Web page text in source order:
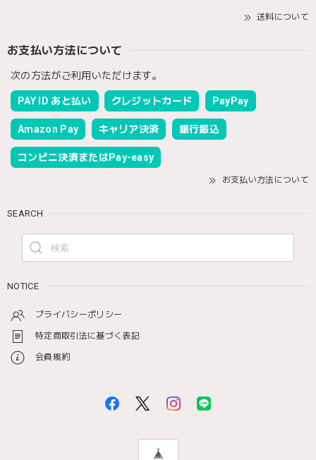
送料について
お支払い方法について
次の方法がご利用いただけます。
PAY ID あと払い クレジットカード PayPay
Amazon Pay キャリア決済 銀行振込
コンビニ決済またはPay-easy
お支払い方法について
SEARCH
NOTICE
プライバシーポリシー
特定商取引法に基づく表記
会員規約